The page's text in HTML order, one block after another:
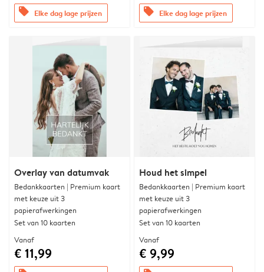
offers Elke dag lage prijzen offers Elke dag lage prijzen
Overlay van datumvak
Bedankkaarten | Premium kaart
met keuze uit 3
papierafwerkingen
Set van 10 kaarten
Vanaf
€ 11,99
Houd het simpel
Bedankkaarten | Premium kaart
met keuze uit 3
papierafwerkingen
Set van 10 kaarten
Vanaf
€ 9,99